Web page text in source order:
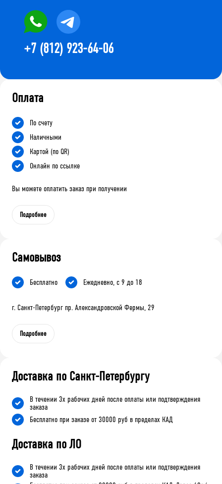
+7 (812) 923-64-06
Оплата
По счету
Наличными
Картой (по QR)
Онлайн по ссылке
Вы можете оплатить заказ при получении
Подробнее
Самовывоз
Бесплатно Ежедневно, с 9 до 18
г. Санкт-Петербург пр. Александровской Фермы, 29
Подробнее
Доставка по Санкт-Петербургу
В течении 3х рабочих дней после оплаты или подтверждения
заказа
Бесплатно при заказе от 30000 руб в пределах КАД
Доставка по ЛО
В течении 3х рабочих дней после оплаты или подтверждения
заказа